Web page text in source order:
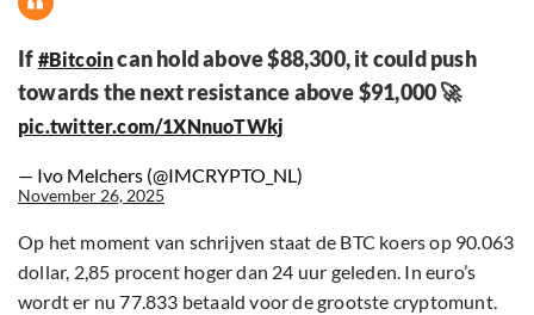
If #Bitcoincan hold above $88,300, it could push
towards the next resistance above $91,000 🚀
pic.twitter.com/1XNnuoTWkj
— Ivo Melchers (@IMCRYPTO_NL)
November 26, 2025
Op het moment van schrijven staat de BTC koers op 90.063
dollar, 2,85 procent hoger dan 24 uur geleden. In euro’s
wordt er nu 77.833 betaald voor de grootste cryptomunt.